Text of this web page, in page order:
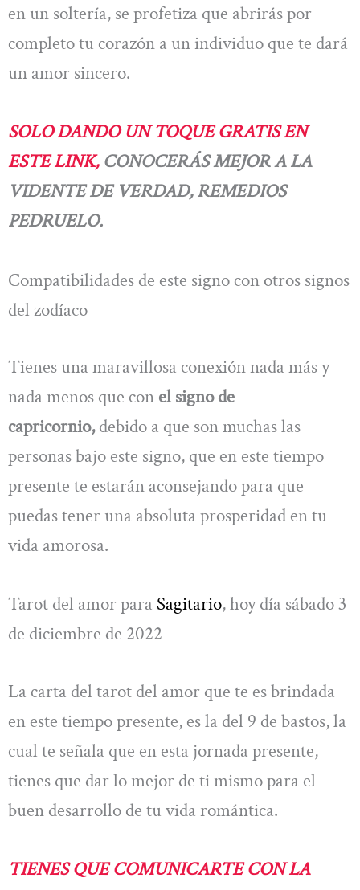
en un soltería, se profetiza que abrirás por
completo tu corazón a un individuo que te dará
un amor sincero.
SOLO DANDO UN TOQUE GRATIS EN
ESTE LINK,CONOCERÁS MEJOR A LA
VIDENTE DE VERDAD, REMEDIOS
PEDRUELO.
Compatibilidades de este signo con otros signos
del zodíaco
Tienes una maravillosa conexión nada más y
nada menos que con el signo de
capricornio,debido a que son muchas las
personas bajo este signo, que en este tiempo
presente te estarán aconsejando para que
puedas tener una absoluta prosperidad en tu
vida amorosa.
Tarot del amor para Sagitario, hoy día sábado 3
de diciembre de 2022
La carta del tarot del amor que te es brindada
en este tiempo presente, es la del 9 de bastos, la
cual te señala que en esta jornada presente,
tienes que dar lo mejor de ti mismo para el
buen desarrollo de tu vida romántica.
TIENES QUE COMUNICARTE CON LA